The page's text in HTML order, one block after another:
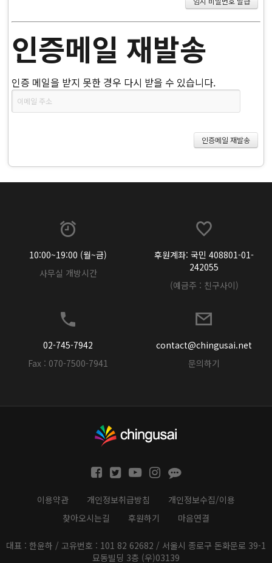
인증메일 재발송
인증 메일을 받지 못한 경우 다시 받을 수 있습니다.
10:00~19:00 (월~금)
사무실 개방시간
후원계좌: 국민 408801-01-
242055
(예금주 : 친구사이)
02-745-7942
Fax : 070-7500-7941
contact@chingusai.net
문의하기
이용약관 개인정보취급방침
개인정보수집/이용
찾아오시는길
후원하기 마음연결
대표 : 한윤하 / 고유번호 : 101 82 62682 / 서울시 종로구 돈화문로 39-1
묘동빌딩 3층 (우)03139